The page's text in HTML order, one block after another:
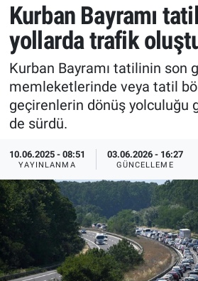
Kurban Bayramı
yollarda trafik
Kurban Bayramı tatilinin son
memleketlerinde veya tatil
geçirenlerin dönüş yolculuğu
de sürdü.
10.06.2025 - 08:51
YAYINLANMA
03.06.2026 - 16:27
GÜNCELLEME
Erişim Bilgileri
Ekonomi
Trend
Özel Haberler
Yazarlar
Erişim Bilgileri
Spor
Ekonomi
Dünya
Medya
Özel Haberler
Kadın
Erişim Bilgileri
Erişim Bilgileri
Tüm Manşetler
Son Dakika Haberleri
Haber Arşivi